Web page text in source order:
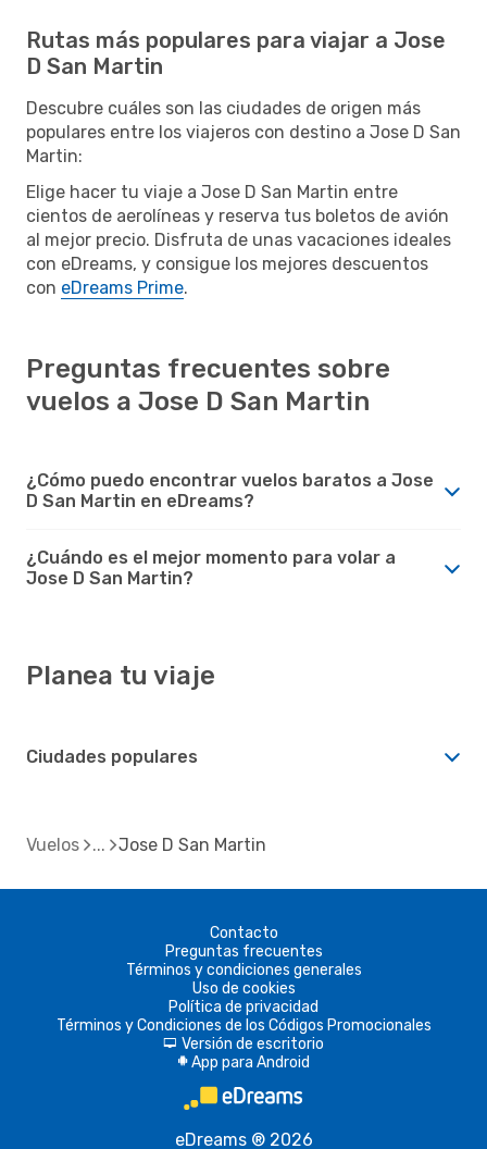
Rutas más populares para viajar a Jose
D San Martin
Descubre cuáles son las ciudades de origen más
populares entre los viajeros con destino a Jose D San
Martin:
Elige hacer tu viaje a Jose D San Martin entre
cientos de aerolíneas y reserva tus boletos de avión
al mejor precio. Disfruta de unas vacaciones ideales
con eDreams, y consigue los mejores descuentos
con eDreams Prime.
Preguntas frecuentes sobre
vuelos a Jose D San Martin
¿Cómo puedo encontrar vuelos baratos a Jose
D San Martin en eDreams?
¿Cuándo es el mejor momento para volar a
Jose D San Martin?
Planea tu viaje
Ciudades populares
Vuelos Jose D San Martin
Contacto
Preguntas frecuentes
Términos y condiciones generales
Uso de cookies
Política de privacidad
Términos y Condiciones de los Códigos Promocionales
d Versión de escritorio
A App para Android
eDreams ® 2026